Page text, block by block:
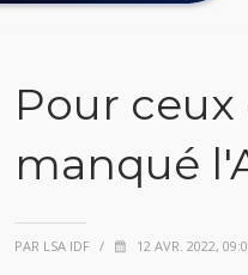
Pour
manqué
PAR LSA IDF / 12 AVR. 2022,